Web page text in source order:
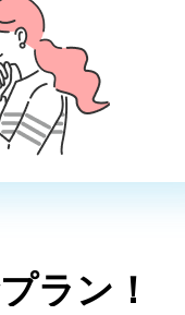
ラン！